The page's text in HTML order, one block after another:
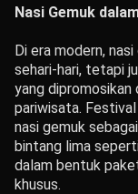
Nasi Gemuk
Di era modern,
sehari-hari, tetapi
yang
pariwisata.
nasi gemuk
bintang lima
dalam bentuk
khusus.